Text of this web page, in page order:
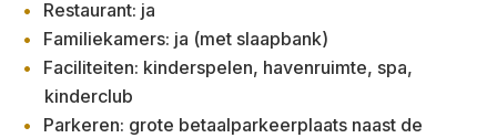
Restaurant: ja
Familiekamers: ja (met slaapbank)
Faciliteiten: kinderspelen, havenruimte, spa,
kinderclub
Parkeren: grote betaalparkeerplaats naast de